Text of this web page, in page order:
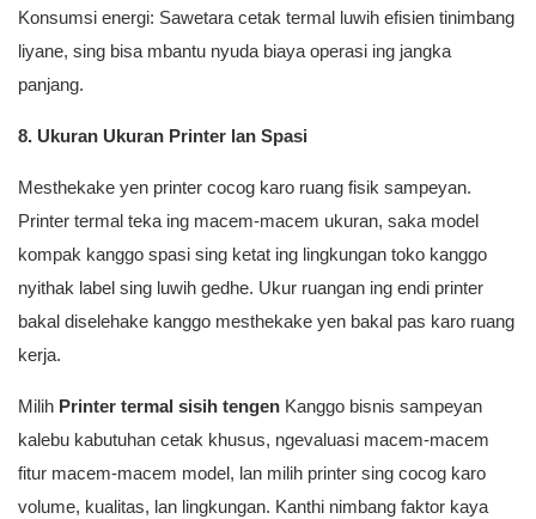
Konsumsi energi: Sawetara cetak termal luwih efisien tinimbang
liyane, sing bisa mbantu nyuda biaya operasi ing jangka
panjang.
8. Ukuran Ukuran Printer lan Spasi
Mesthekake yen printer cocog karo ruang fisik sampeyan.
Printer termal teka ing macem-macem ukuran, saka model
kompak kanggo spasi sing ketat ing lingkungan toko kanggo
nyithak label sing luwih gedhe. Ukur ruangan ing endi printer
bakal diselehake kanggo mesthekake yen bakal pas karo ruang
kerja.
Milih Printer termal sisih tengen Kanggo bisnis sampeyan
kalebu kabutuhan cetak khusus, ngevaluasi macem-macem
fitur macem-macem model, lan milih printer sing cocog karo
volume, kualitas, lan lingkungan. Kanthi nimbang faktor kaya